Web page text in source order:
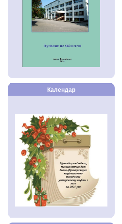
Календар